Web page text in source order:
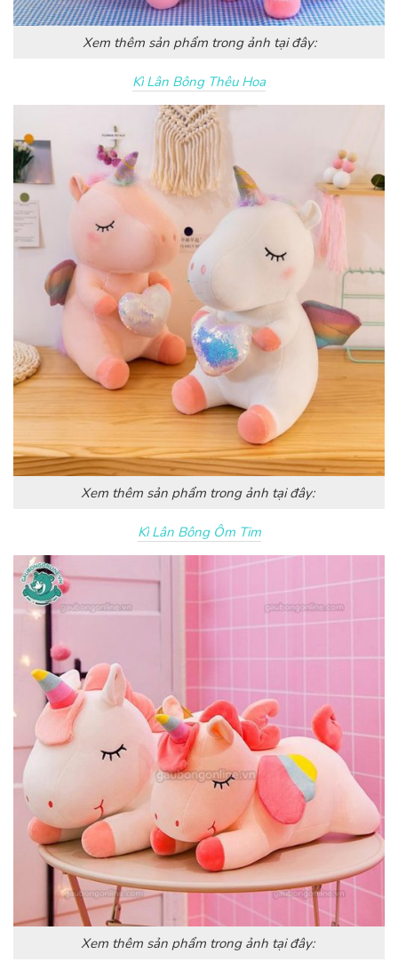
Xem thêm sản phẩm trong ảnh tại đây:
Kì Lân Bông Thêu Hoa
Xem thêm sản phẩm trong ảnh tại đây:
Kì Lân Bông Ôm Tim
Xem thêm sản phẩm trong ảnh tại đây: